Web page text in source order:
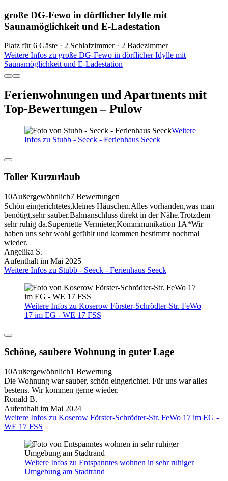
große DG-Fewo in dörflicher Idylle mit
Saunamöglichkeit und E-Ladestation
Platz für 6 Gäste · 2 Schlafzimmer · 2 Badezimmer
Weitere Infos zu große DG-Fewo in dörflicher Idylle mit
Saunamöglichkeit und E-Ladestation
Ferienwohnungen und Apartments mit
Top-Bewertungen – Pulow
Weitere
Infos zu Stubb - Seeck - Ferienhaus Seeck
Toller Kurzurlaub
10Außergewöhnlich7 Bewertungen
Schön eingerichtetes,kleines Häuschen.Alles vorhanden,was man
benötigt,sehr sauber.Bahnanschluss direkt in der Nähe.Trotzdem
sehr ruhig da.Supernette Vermieter,Kommmunikation 1A*Wir
haben uns sehr wohl gefühlt und kommen bestimmt nochmal
wieder.
Angelika S.
Aufenthalt im Mai 2025
Weitere Infos zu Stubb - Seeck - Ferienhaus Seeck
Weitere Infos zu Koserow Förster-Schrödter-Str. FeWo
17 im EG - WE 17 FSS
Schöne, saubere Wohnung in guter Lage
10Außergewöhnlich1 Bewertung
Die Wohnung war sauber, schön eingerichtet. Für uns war alles
bestens. Wir kommen gerne wieder.
Ronald B.
Aufenthalt im Mai 2024
Weitere Infos zu Koserow Förster-Schrödter-Str. FeWo 17 im EG -
WE 17 FSS
Weitere Infos zu Entspanntes wohnen in sehr ruhiger
Umgebung am Stadtrand